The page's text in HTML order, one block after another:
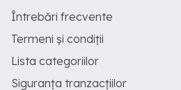
Întrebări frecvente
Termeni și condiții
Lista categoriilor
Siguranța tranzacțiilor